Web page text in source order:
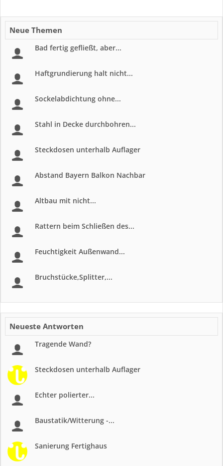
Neue Themen
Bad fertig gefließt, aber...
Haftgrundierung halt nicht...
Sockelabdichtung ohne...
Stahl in Decke durchbohren...
Steckdosen unterhalb Auflager
Abstand Bayern Balkon Nachbar
Altbau mit nicht...
Rattern beim Schließen des...
Feuchtigkeit Außenwand...
Bruchstücke,Splitter,...
Neueste Antworten
Tragende Wand?
Steckdosen unterhalb Auflager
Echter polierter...
Baustatik/Witterung -...
Sanierung Fertighaus